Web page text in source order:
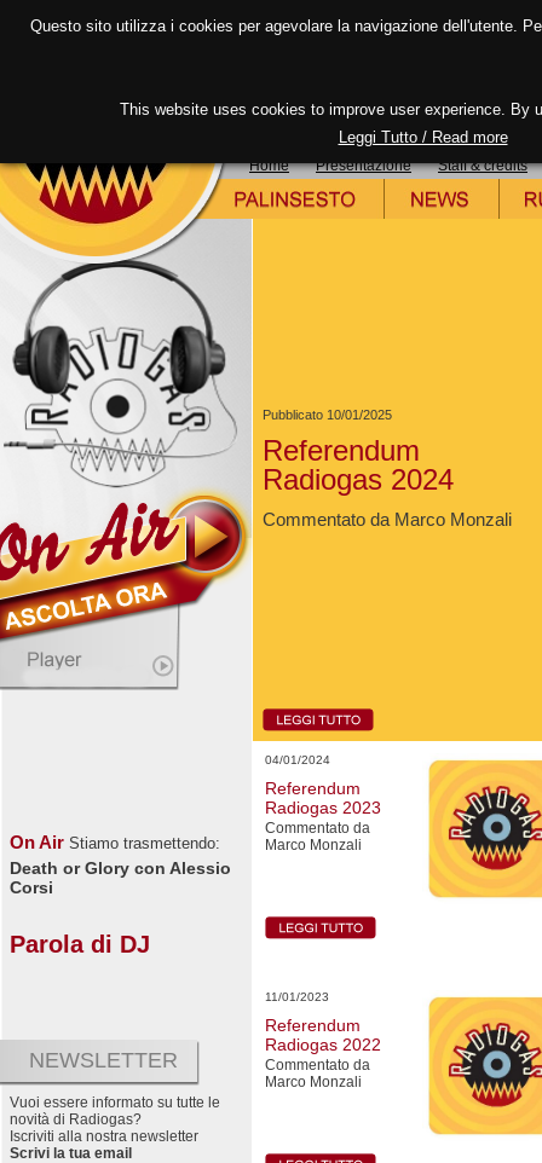
Home Presentazione Staff & credits
On Air Stiamo trasmettendo:
Death or Glory con Alessio
Corsi
Parola di DJ
NEWSLETTER
Vuoi essere informato su tutte le
novità di Radiogas?
Iscriviti alla nostra newsletter
Scrivi la tua email
Pubblicato 10/01/2025
Referendum
Radiogas 2024
Commentato da Marco Monzali
04/01/2024
Referendum
Radiogas 2023
Commentato da
Marco Monzali
11/01/2023
Referendum
Radiogas 2022
Commentato da
Marco Monzali
Questo sito utilizza i cookies per agevolare la navigazione dell'utente.
This website uses cookies to improve user experience. By
Leggi Tutto / Read more